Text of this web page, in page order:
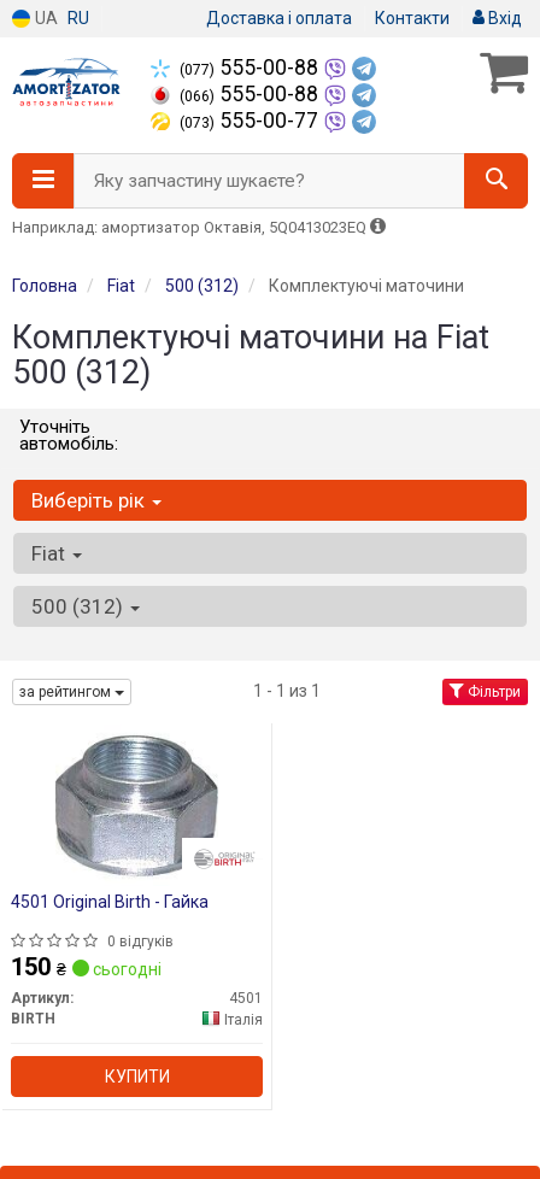
UA RU Доставка і оплата Контакти Вхід
(077) 555-00-88
(066) 555-00-88
(073) 555-00-77
Яку запчастину шукаєте?
Наприклад: амортизатор Октавія, 5Q0413023EQ
Головна Fiat 500 (312) Комплектуючі маточини
Комплектуючі маточини на Fiat
500 (312)
Уточніть
автомобіль:
Виберіть рік
Fiat
500 (312)
за рейтингом 1 - 1 из 1 Фільтри
4501 Original Birth - Гайка
0 відгуків
150 ₴ сьогодні
Артикул:
4501
BIRTH
Італія
КУПИТИ